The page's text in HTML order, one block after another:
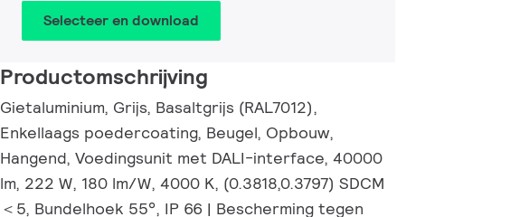
Selecteer en download
Productomschrijving
Gietaluminium, Grijs, Basaltgrijs (RAL7012),
Enkellaags poedercoating, Beugel, Opbouw,
Hangend, Voedingsunit met DALI-interface, 40000
lm, 222 W, 180 lm/W, 4000 K, (0.3818,0.3797) SDCM
＜5, Bundelhoek 55°, IP 66 | Bescherming tegen